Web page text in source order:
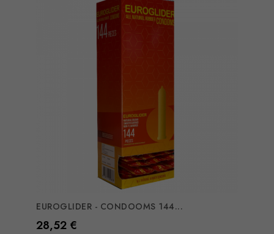
EUROGLIDER - CONDOOMS 144...
Preço
28,52 €